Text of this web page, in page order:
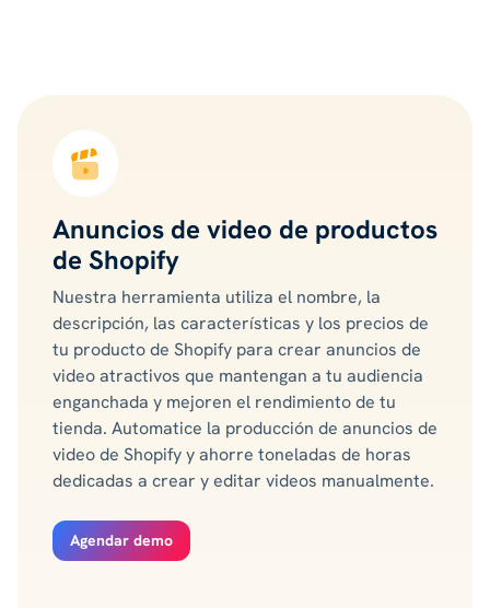
Anuncios de video de productos
de Shopify
Nuestra herramienta utiliza el nombre, la
descripción, las características y los precios de
tu producto de Shopify para crear anuncios de
video atractivos que mantengan a tu audiencia
enganchada y mejoren el rendimiento de tu
tienda. Automatice la producción de anuncios de
video de Shopify y ahorre toneladas de horas
dedicadas a crear y editar videos manualmente.
Agendar demo